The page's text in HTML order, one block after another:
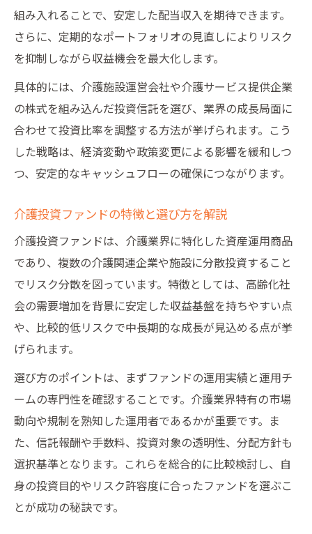
組み入れることで、安定した配当収入を期待できます。
さらに、定期的なポートフォリオの見直しによりリスク
を抑制しながら収益機会を最大化します。
具体的には、介護施設運営会社や介護サービス提供企業
の株式を組み込んだ投資信託を選び、業界の成長局面に
合わせて投資比率を調整する方法が挙げられます。こう
した戦略は、経済変動や政策変更による影響を緩和しつ
つ、安定的なキャッシュフローの確保につながります。
介護投資ファンドの特徴と選び方を解説
介護投資ファンドは、介護業界に特化した資産運用商品
であり、複数の介護関連企業や施設に分散投資すること
でリスク分散を図っています。特徴としては、高齢化社
会の需要増加を背景に安定した収益基盤を持ちやすい点
や、比較的低リスクで中長期的な成長が見込める点が挙
げられます。
選び方のポイントは、まずファンドの運用実績と運用チ
ームの専門性を確認することです。介護業界特有の市場
動向や規制を熟知した運用者であるかが重要です。ま
た、信託報酬や手数料、投資対象の透明性、分配方針も
選択基準となります。これらを総合的に比較検討し、自
身の投資目的やリスク許容度に合ったファンドを選ぶこ
とが成功の秘訣です。